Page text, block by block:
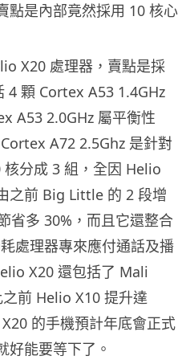
點是內部竟然採用 10 核心
X20 處理器，賣點是採
4 顆 Cortex A53 1.4GHz
A53 2.0GHz 屬平衡性
A72 2.5Ghz 是針對
分成 3 組，全因 Helio
之前 Big Little 的 2 段增
省多 30%，而且它還整合
處理器專來應付通話及播
X20 還包括了 Mali
前 Helio X10 提升達
的手機預計年底會正式
好能要等下了。